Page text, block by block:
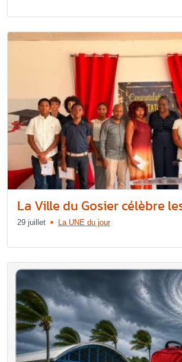
La Ville du Gosier célèbre
29 juillet La UNE du jour